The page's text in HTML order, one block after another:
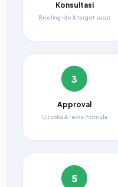
Konsultasi
Briefing ide & target pasar
3
Approval
Uji coba & revisi formula
5